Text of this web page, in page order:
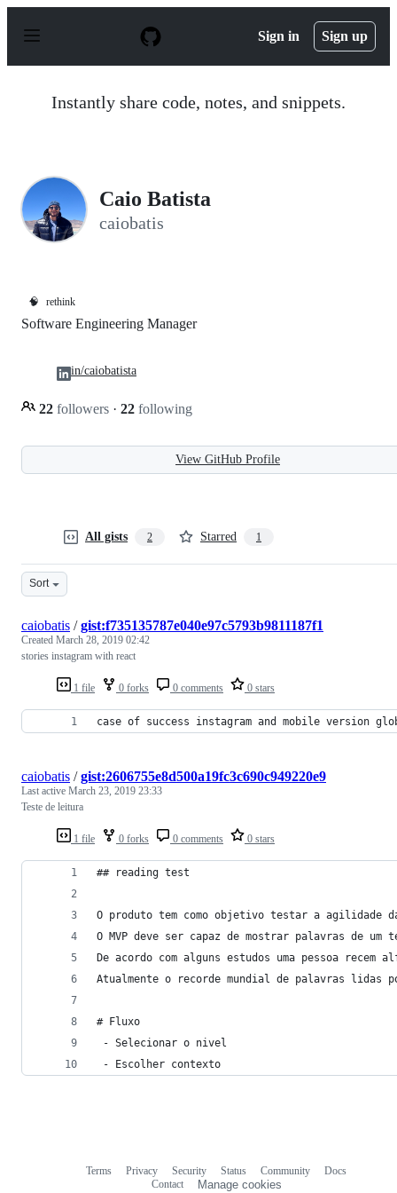
p
Sign in Sign up
Instantly share code, notes, and snippets.
Caio Batista
caiobatis
🧠 rethink
Software Engineering Manager
22 followers · 22 following
in/caiobatista
View GitHub Profile
All gists 2 Starred 1
Sort
1 file 0 forks 0 comments 0 stars
caiobatis /gist:f735135787e040e97c5793b9811187f1
Created March 28, 2019 02:42
stories instagram with react
case of success instagram and mobile version
1 file 0 forks 0 comments 0 stars
caiobatis /gist:2606755e8d500a19fc3c690c949220e9
Last active March 23, 2019 23:33
Teste de leitura
## reading test
O produto tem como objetivo testar a agilidade
O MVP deve ser capaz de mostrar palavras de
De acordo com alguns estudos uma pessoa
Atualmente o recorde mundial de palavras lidas
# Fluxo
- Selecionar o nivel
- Escolher contexto
Terms Privacy Security Status Community
Docs
Contact
Manage cookies